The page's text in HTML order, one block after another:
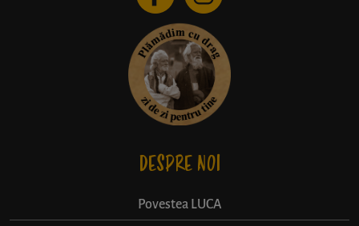
DESPRE NOI
Povestea LUCA